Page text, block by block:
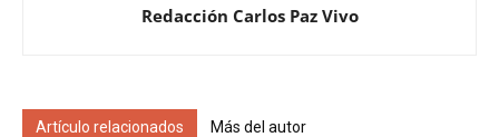
Redacción Carlos Paz Vivo
Artículo relacionados Más del autor